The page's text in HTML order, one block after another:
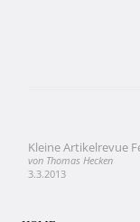
Beitragsnavigation
Kleine Artikelrevue
von Thomas Hecken
3.3.2013